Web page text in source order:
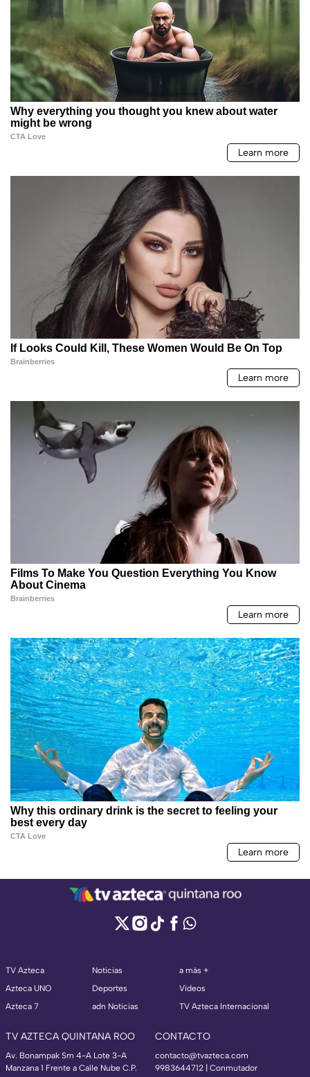
TV Azteca
Azteca UNO
Azteca 7
Noticias
Deportes
adn Noticias
a más +
Videos
TV Azteca Internacional
TV AZTECA QUINTANA ROO
Av. Bonampak Sm 4-A Lote 3-A
Manzana 1 Frente a Calle Nube C.P.
CONTACTO
contacto@tvazteca.com
9983644712 | Conmutador